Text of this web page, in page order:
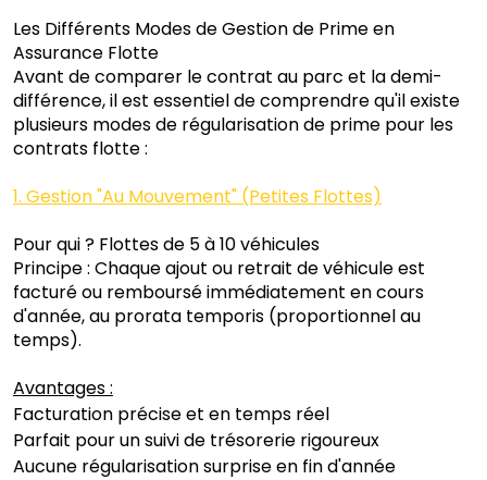
Les Différents Modes de Gestion de Prime en
Assurance Flotte
Avant de comparer le contrat au parc et la demi-
différence, il est essentiel de comprendre qu'il existe
plusieurs modes de régularisation de prime pour les
contrats flotte :
1. Gestion "Au Mouvement" (Petites Flottes)
Pour qui ? Flottes de 5 à 10 véhicules
Principe : Chaque ajout ou retrait de véhicule est
facturé ou remboursé immédiatement en cours
d'année, au prorata temporis (proportionnel au
temps).
Avantages :
Facturation précise et en temps réel
Parfait pour un suivi de trésorerie rigoureux
Aucune régularisation surprise en fin d'année